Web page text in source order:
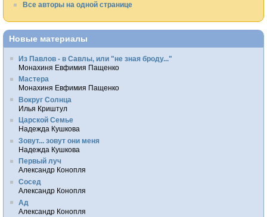
Все авторы на одной странице
Новые материалы
Из Павлов - в Савлы, или "не зная броду..."
Монахиня Евфимия Пащенко
Мастера
Монахиня Евфимия Пащенко
Вокруг Солнца
Илья Криштул
Царской Семье
Надежда Кушкова
Зовут... зовут они меня
Надежда Кушкова
Первый луч
Александр Конопля
Сосед
Александр Конопля
Ад
Александр Конопля